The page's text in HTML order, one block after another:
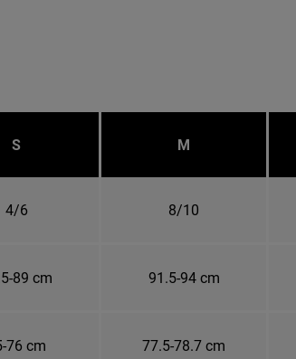
S M
4/6 8/10
89 cm 91.5-94 cm
76 cm 77.5-78.7 cm